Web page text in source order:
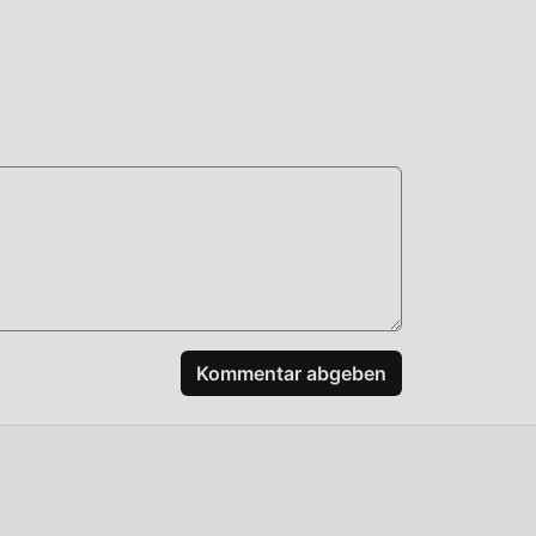
Kommentar abgeben